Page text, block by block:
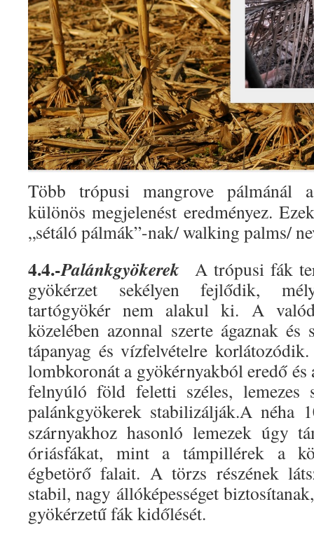
Több trópusi mangrove pálmánál
különös megjelenést eredményez.
„sétáló pálmák”-nak/ walking palms/
4.4.-Palánkgyökerek
A trópusi fák
gyökérzet sekélyen fejlődik,
tartógyökér nem alakul ki. A
közelében azonnal szerte ágaznak
tápanyag és vízfelvételre
lombkoronát a gyökérnyakból eredő és
felnyúló föld feletti széles, lemezes
palánkgyökerek stabilizálják.A néha
szárnyakhoz hasonló lemezek úgy
óriásfákat, mint a támpillérek a
égbetörő falait. A törzs részének
stabil, nagy állóképességet
gyökérzetű fák kidőlését.